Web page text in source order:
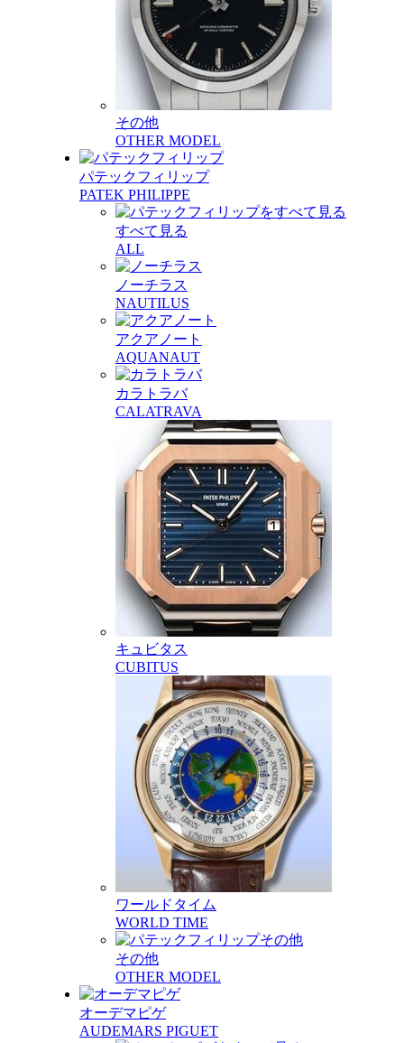
その他
OTHER MODEL
パテックフィリップ
PATEK PHILIPPE
すべて見る
ALL
ノーチラス
NAUTILUS
アクアノート
AQUANAUT
カラトラバ
CALATRAVA
キュビタス
CUBITUS
ワールドタイム
WORLD TIME
その他
OTHER MODEL
オーデマピゲ
AUDEMARS PIGUET